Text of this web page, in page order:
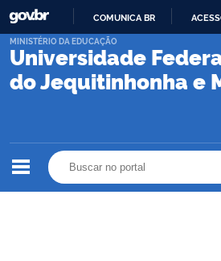
PARA
COMUNICA BR
Universidade
do Jequitinhonha e
MINISTÉRIO DA EDUCAÇÃO